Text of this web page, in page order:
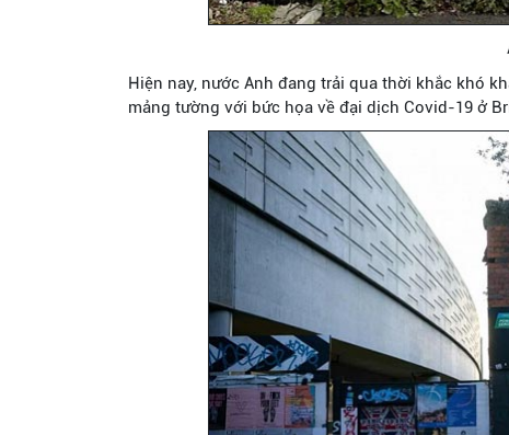
Hiện nay, nước Anh đang trải qua thời khắc khó
mảng tường với bức họa về đại dịch Covid-19 ở